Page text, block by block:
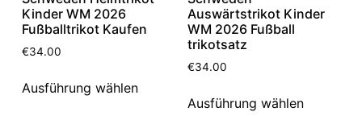
Kinder WM 2026
Fußballtrikot Kaufen
€34.00
Ausführung wählen
Auswärtstrikot Kinder
WM 2026 Fußball
trikotsatz
€34.00
Ausführung wählen